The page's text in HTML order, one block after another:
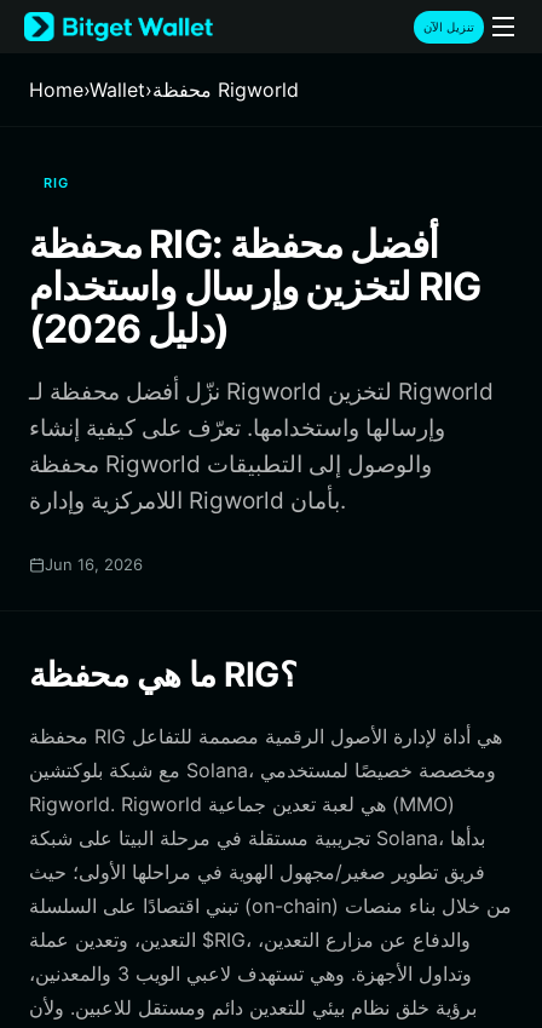
English
日本語
Русский
Italiano
Deutsch
简体中文
繁體中文
Português (Portugal)
ภาษาไทย
हिन्दी
Español
Português (Brasil)
تنزيل الآن
Home›Wallet› محفظة Rigworld
RIG
محفظة RIG: أفضل محفظة
لتخزين وإرسال واستخدام RIG
(دليل 2026)
نزّل أفضل محفظة لـ Rigworld لتخزين Rigworld
وإرسالها واستخدامها. تعرّف على كيفية إنشاء
محفظة Rigworld والوصول إلى التطبيقات
اللامركزية وإدارة Rigworld بأمان.
Jun 16, 2026
ما هي محفظة RIG؟
محفظة RIG هي أداة لإدارة الأصول الرقمية مصممة للتفاعل
مع شبكة بلوكتشين Solana، ومخصصة خصيصًا لمستخدمي
Rigworld. Rigworld هي لعبة تعدين جماعية (MMO)
تجريبية مستقلة في مرحلة البيتا على شبكة Solana، بدأها
فريق تطوير صغير/مجهول الهوية في مراحلها الأولى؛ حيث
تبني اقتصادًا على السلسلة (on-chain) من خلال بناء منصات
التعدين، وتعدين عملة $RIG، والدفاع عن مزارع التعدين،
وتداول الأجهزة. وهي تستهدف لاعبي الويب 3 والمعدنين،
برؤية خلق نظام بيئي للتعدين دائم ومستقل للاعبين. ولأن